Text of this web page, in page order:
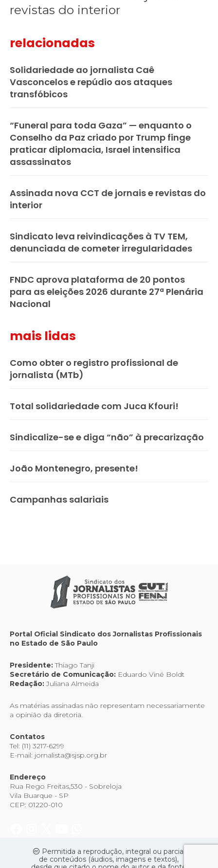
revistas do interior
relacionadas
Solidariedade ao jornalista Caê
Vasconcelos e repúdio aos ataques
transfóbicos
“Funeral para toda Gaza” — enquanto o
Conselho da Paz criado por Trump finge
praticar diplomacia, Israel intensifica
assassinatos
Assinada nova CCT de jornais e revistas do
interior
Sindicato leva reivindicações à TV TEM,
denunciada de cometer irregularidades
FNDC aprova plataforma de 20 pontos
para as eleições 2026 durante 27ª Plenária
Nacional
mais lidas
Como obter o registro profissional de
jornalista (MTb)
Total solidariedade com Juca Kfouri!
Sindicalize-se e diga “não” à precarização
João Montenegro, presente!
Campanhas salariais
Portal Oficial Sindicato dos Jornalistas Profissionais
no Estado de São Paulo
Presidente:Thiago Tanji
Secretário de Comunicação: Eduardo Viné Boldt
Redação:Juliana Almeida
As matérias assinadas não representam necessariamente
a opinião da diretoria.
Contatos
Tel: (11) 3217-6299
E-mail: jornalista@sjsp.org.br
Endereço
Rua Rego Freitas,530 - Sobreloja
Vila Buarque - SP
CEP: 01220-010
Permitida a reprodução, integral ou parcial
de conteúdos (áudios, imagens e textos),